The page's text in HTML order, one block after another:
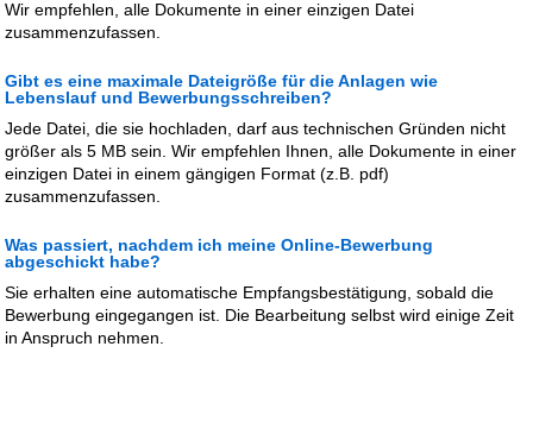
Wir empfehlen, alle Dokumente in einer einzigen Datei
zusammenzufassen.
Gibt es eine maximale Dateigröße für die Anlagen wie
Lebenslauf und Bewerbungsschreiben?
Jede Datei, die sie hochladen, darf aus technischen Gründen nicht
größer als 5 MB sein. Wir empfehlen Ihnen, alle Dokumente in einer
einzigen Datei in einem gängigen Format (z.B. pdf)
zusammenzufassen.
Was passiert, nachdem ich meine Online-Bewerbung
abgeschickt habe?
Sie erhalten eine automatische Empfangsbestätigung, sobald die
Bewerbung eingegangen ist. Die Bearbeitung selbst wird einige Zeit
in Anspruch nehmen.